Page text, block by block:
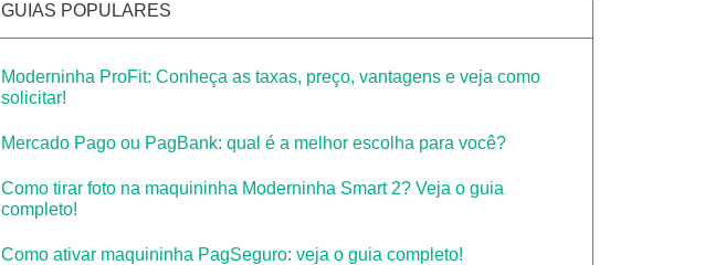
GUIAS POPULARES
Moderninha ProFit: Conheça as taxas, preço, vantagens e veja como
solicitar!
Mercado Pago ou PagBank: qual é a melhor escolha para você?
Como tirar foto na maquininha Moderninha Smart 2? Veja o guia
completo!
Como ativar maquininha PagSeguro: veja o guia completo!